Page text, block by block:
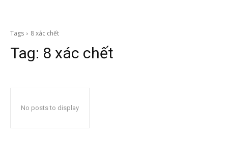
Tags 8 xác chết
Tag: 8 xác chết
No posts to display